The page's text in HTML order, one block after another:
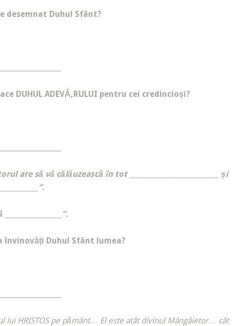
desemnat Duhul Sfânt?
DUHUL ADEVĂ‚RULUI pentru cei credincioși?
are să vă călăuzească în tot _________________________ și
învinovăți Duhul Sfânt lumea?
lui HRISTOS pe pământ… El este atât divinul Mângâietor… cât